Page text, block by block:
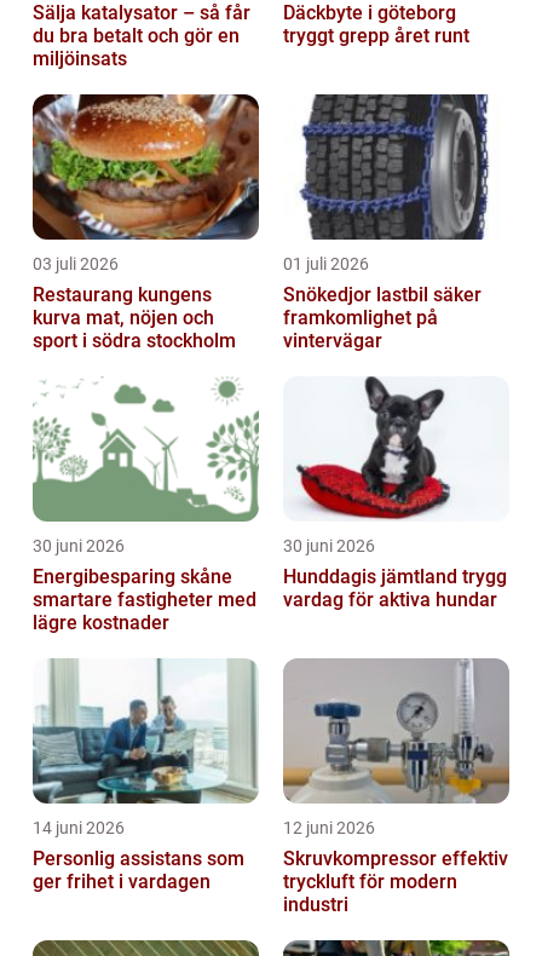
Sälja katalysator – så får
du bra betalt och gör en
miljöinsats
Däckbyte i göteborg
tryggt grepp året runt
03 juli 2026
Restaurang kungens
kurva mat, nöjen och
sport i södra stockholm
01 juli 2026
Snökedjor lastbil säker
framkomlighet på
vintervägar
30 juni 2026
Energibesparing skåne
smartare fastigheter med
lägre kostnader
30 juni 2026
Hunddagis jämtland trygg
vardag för aktiva hundar
14 juni 2026
Personlig assistans som
ger frihet i vardagen
12 juni 2026
Skruvkompressor effektiv
tryckluft för modern
industri